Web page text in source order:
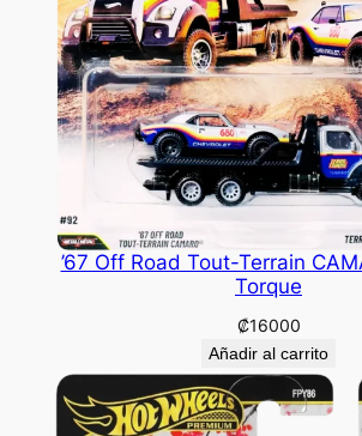
’67 Off Road Tout-Terrain
Torque
₡16000
Añadir al carrito